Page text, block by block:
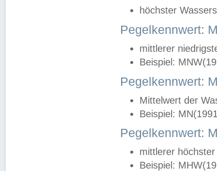
höchster
Pegelkennwert:
mittlerer
Beispiel:
Pegelkennwert:
Mittelwert der
Beispiel:
Pegelkennwert:
mittlerer
Beispiel: